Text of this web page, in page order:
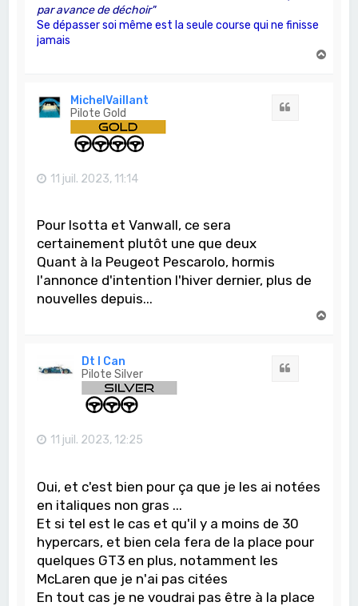
par avance de déchoir"
Se dépasser soi même est la seule course qui ne finisse
jamais
MichelVaillant
Pilote Gold
11 juil. 2023, 11:14
Pour Isotta et Vanwall, ce sera
certainement plutôt une que deux
Quant à la Peugeot Pescarolo, hormis
l'annonce d'intention l'hiver dernier, plus de
nouvelles depuis...
Dt I Can
Pilote Silver
11 juil. 2023, 12:25
Oui, et c'est bien pour ça que je les ai notées
en italiques non gras ...
Et si tel est le cas et qu'il y a moins de 30
hypercars, et bien cela fera de la place pour
quelques GT3 en plus, notamment les
McLaren que je n'ai pas citées
En tout cas je ne voudrai pas être à la place